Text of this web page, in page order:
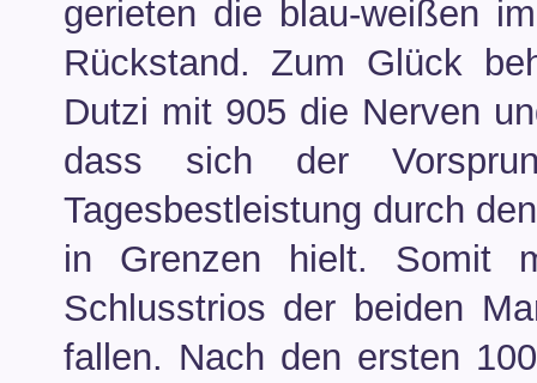
gerieten die blau-weißen
Rückstand. Zum Glück
Dutzi mit 905 die Nerven
dass sich der
Tagesbestleistung durch
in Grenzen hielt. Somit
Schlusstrios der beiden
fallen. Nach den ersten